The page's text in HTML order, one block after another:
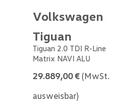
Volkswagen
Tiguan
Tiguan 2.0 TDI R-Line
Matrix NAVI ALU
29.889,00 € (MwSt.
ausweisbar)